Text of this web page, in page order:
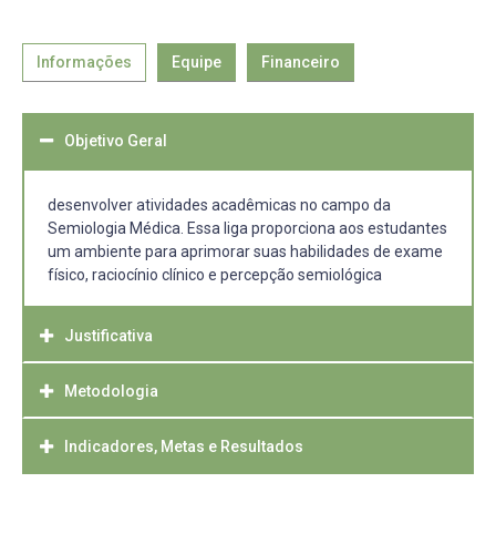
Informações Equipe Financeiro
Objetivo Geral
desenvolver atividades acadêmicas no campo da
Semiologia Médica. Essa liga proporciona aos estudantes
um ambiente para aprimorar suas habilidades de exame
físico, raciocínio clínico e percepção semiológica
Justificativa
A Liga Acadêmica de Semiologia Médica da Universidade
Federal de Pelotas (UFPel) foi criada com o propósito de
enriquecer a formação acadêmica dos estudantes de
Metodologia
Aulas semanais (expositivas) e treinamento prático nos
laboratórios de simulação da UFPel.
Indicadores, Metas e Resultados